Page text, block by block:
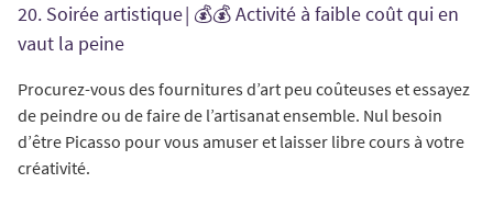
20. Soirée artistique | 💰💰 Activité à faible coût qui en
vaut la peine
Procurez-vous des fournitures d’art peu coûteuses et essayez
de peindre ou de faire de l’artisanat ensemble. Nul besoin
d’être Picasso pour vous amuser et laisser libre cours à votre
créativité.